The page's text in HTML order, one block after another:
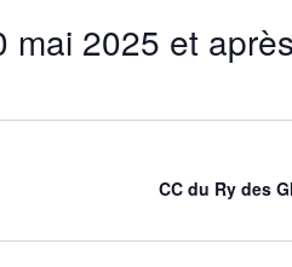
mai 2025 et
CC du Ry des